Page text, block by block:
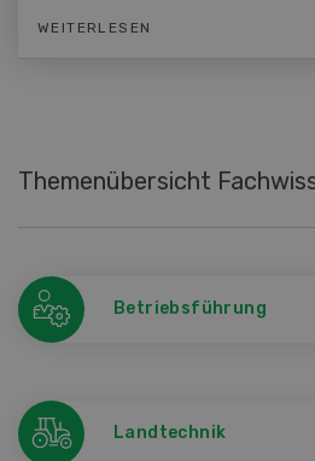
WEITERLESEN
Themenübersicht
Betriebsführung
Landtechnik